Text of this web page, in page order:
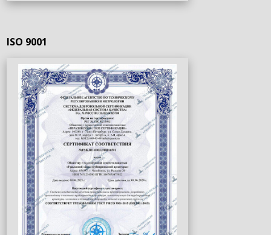
ISO 9001